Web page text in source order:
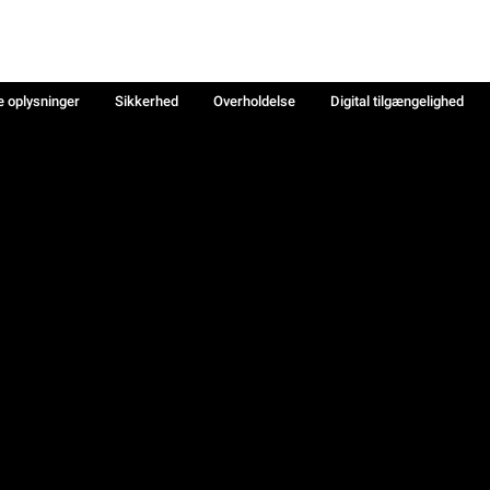
oplysninger Sikkerhed Overholdelse
Digital tilgængelighed